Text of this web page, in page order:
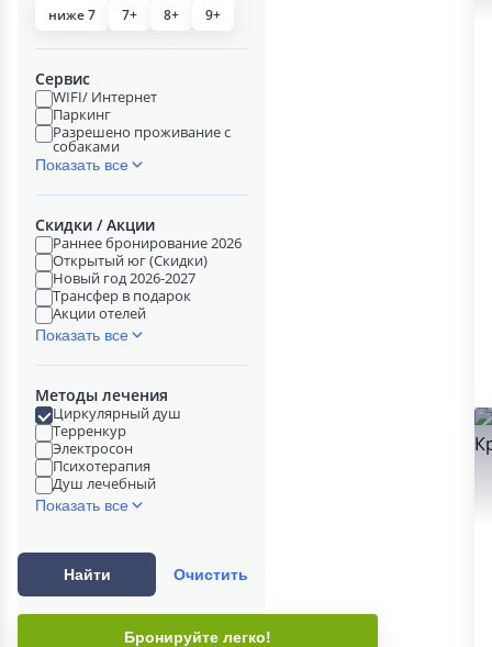
ниже 7 7+ 8+ 9+
Сервис
WIFI/ Интернет
Паркинг
Разрешено проживание с
собаками
Показать все
Скидки / Акции
Раннее бронирование 2026
Открытый юг (Скидки)
Новый год 2026-2027
Трансфер в подарок
Акции отелей
Показать все
Методы лечения
Циркулярный душ
Терренкур
Электросон
Психотерапия
Душ лечебный
Показать все
Найти Очистить
Бронируйте легко!